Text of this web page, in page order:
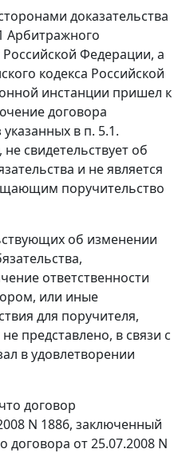
доказательства
Арбитражного
Российской Федерации, а
кодекса Российской
инстанции пришел к
договора
в п. 5.1.
свидетельствует об
и не является
поручительство
об изменении
ответственности
или иные
для поручителя,
представлено, в связи с
в удовлетворении
договор
N 1886, заключенный
договора от 25.07.2008 N